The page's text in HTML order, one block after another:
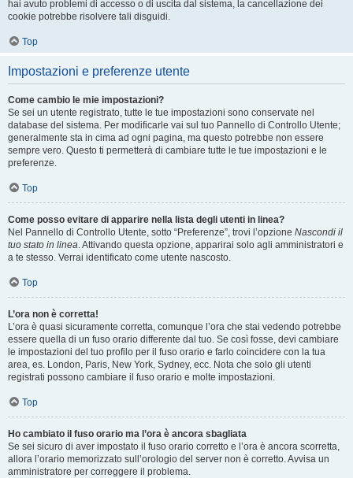
hai avuto problemi di accesso o di uscita dal sistema, la cancellazione dei
cookie potrebbe risolvere tali disguidi.
Top
Impostazioni e preferenze utente
Come cambio le mie impostazioni?
Se sei un utente registrato, tutte le tue impostazioni sono conservate nel
database del sistema. Per modificarle vai sul tuo Pannello di Controllo Utente;
generalmente sta in cima ad ogni pagina, ma questo potrebbe non essere
sempre vero. Questo ti permetterà di cambiare tutte le tue impostazioni e le
preferenze.
Top
Come posso evitare di apparire nella lista degli utenti in linea?
Nel Pannello di Controllo Utente, sotto “Preferenze”, trovi l’opzione Nascondi il
tuo stato in linea. Attivando questa opzione, apparirai solo agli amministratori e
a te stesso. Verrai identificato come utente nascosto.
Top
L’ora non è corretta!
L’ora è quasi sicuramente corretta, comunque l’ora che stai vedendo potrebbe
essere quella di un fuso orario differente dal tuo. Se così fosse, devi cambiare
le impostazioni del tuo profilo per il fuso orario e farlo coincidere con la tua
area, es. London, Paris, New York, Sydney, ecc. Nota che solo gli utenti
registrati possono cambiare il fuso orario e molte impostazioni.
Top
Ho cambiato il fuso orario ma l’ora è ancora sbagliata
Se sei sicuro di aver impostato il fuso orario corretto e l’ora è ancora scorretta,
allora l’orario memorizzato sull’orologio del server non è corretto. Avvisa un
amministratore per correggere il problema.